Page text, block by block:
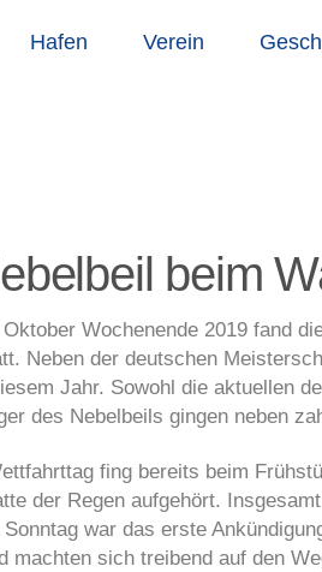
Hafen Verein
beim
Wochenende 2019 fand
Neben der deutschen
Jahr. Sowohl die aktuellen
des Nebelbeils gingen neben
fing bereits beim
der Regen aufgehört.
Sonntag war das erste
machten sich treibend auf den